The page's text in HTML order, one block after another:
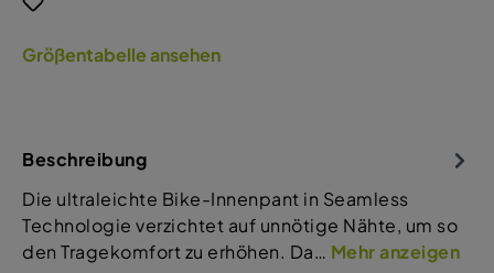
Größentabelle ansehen
Beschreibung
Die ultraleichte Bike-Innenpant in Seamless
Technologie verzichtet auf unnötige Nähte, um so
den Tragekomfort zu erhöhen. Da… Mehr anzeigen